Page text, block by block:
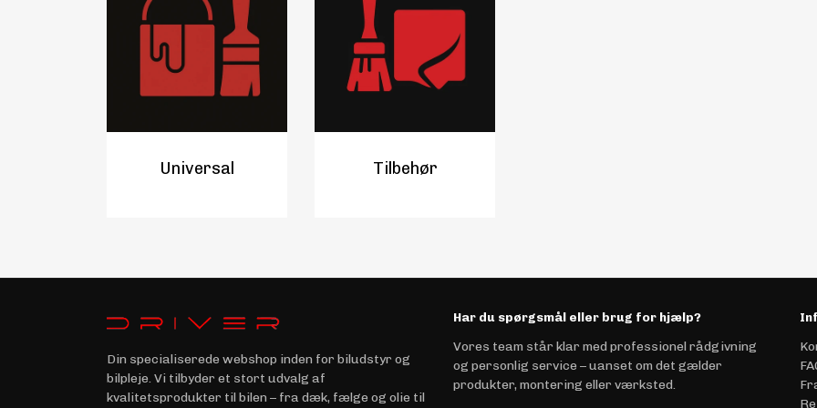
Universal Tilbehør
Din specialiserede webshop inden for biludstyr og
bilpleje. Vi tilbyder et stort udvalg af
kvalitetsprodukter til bilen – fra dæk, fælge og olie til
Har du spørgsmål eller brug for hjælp?
Vores team står klar med professionel rådgivning
og personlig service – uanset om det gælder
produkter, montering eller værksted.